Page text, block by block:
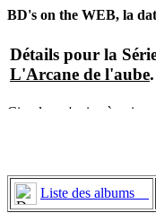
BD's on the WEB, la
Détails pour la
L'Arcane de l'aube.
Liste des albums